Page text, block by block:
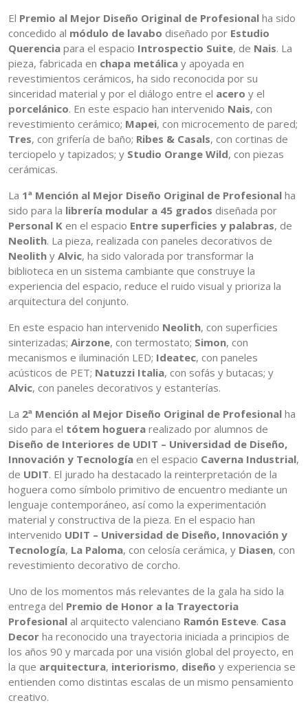
El Premio al Mejor Diseño Original de Profesional ha sido
concedido al módulo de lavabo diseñado por Estudio
Querencia para el espacio Introspectio Suite, de Nais. La
pieza, fabricada en chapa metálica y apoyada en
revestimientos cerámicos, ha sido reconocida por su
sinceridad material y por el diálogo entre el acero y el
porcelánico. En este espacio han intervenido Nais, con
revestimiento cerámico; Mapei, con microcemento de pared;
Tres, con grifería de baño; Ribes & Casals, con cortinas de
terciopelo y tapizados; y Studio Orange Wild, con piezas
cerámicas.
La 1ª Mención al Mejor Diseño Original de Profesional ha
sido para la librería modular a 45 grados diseñada por
Personal K en el espacio Entre superficies y palabras, de
Neolith. La pieza, realizada con paneles decorativos de
Neolith y Alvic, ha sido valorada por transformar la
biblioteca en un sistema cambiante que construye la
experiencia del espacio, reduce el ruido visual y prioriza la
arquitectura del conjunto.
En este espacio han intervenido Neolith, con superficies
sinterizadas; Airzone, con termostato; Simon, con
mecanismos e iluminación LED; Ideatec, con paneles
acústicos de PET; Natuzzi Italia, con sofás y butacas; y
Alvic, con paneles decorativos y estanterías.
La 2ª Mención al Mejor Diseño Original de Profesional ha
sido para el tótem hoguera realizado por alumnos de
Diseño de Interiores de UDIT – Universidad de Diseño,
Innovación y Tecnología en el espacio Caverna Industrial,
de UDIT. El jurado ha destacado la reinterpretación de la
hoguera como símbolo primitivo de encuentro mediante un
lenguaje contemporáneo, así como la experimentación
material y constructiva de la pieza. En el espacio han
intervenido UDIT – Universidad de Diseño, Innovación y
Tecnología, La Paloma, con celosía cerámica, y Diasen, con
revestimiento decorativo de corcho.
Uno de los momentos más relevantes de la gala ha sido la
entrega del Premio de Honor a la Trayectoria
Profesional al arquitecto valenciano Ramón Esteve. Casa
Decor ha reconocido una trayectoria iniciada a principios de
los años 90 y marcada por una visión global del proyecto, en
la que arquitectura, interiorismo, diseño y experiencia se
entienden como distintas escalas de un mismo pensamiento
creativo.